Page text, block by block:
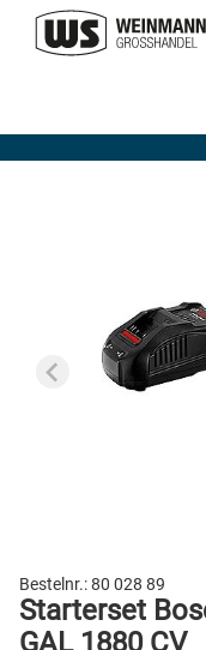
Bosch accu's + laders
Bestelnr.:80 028 89
Starterset
GAL 1880 CV